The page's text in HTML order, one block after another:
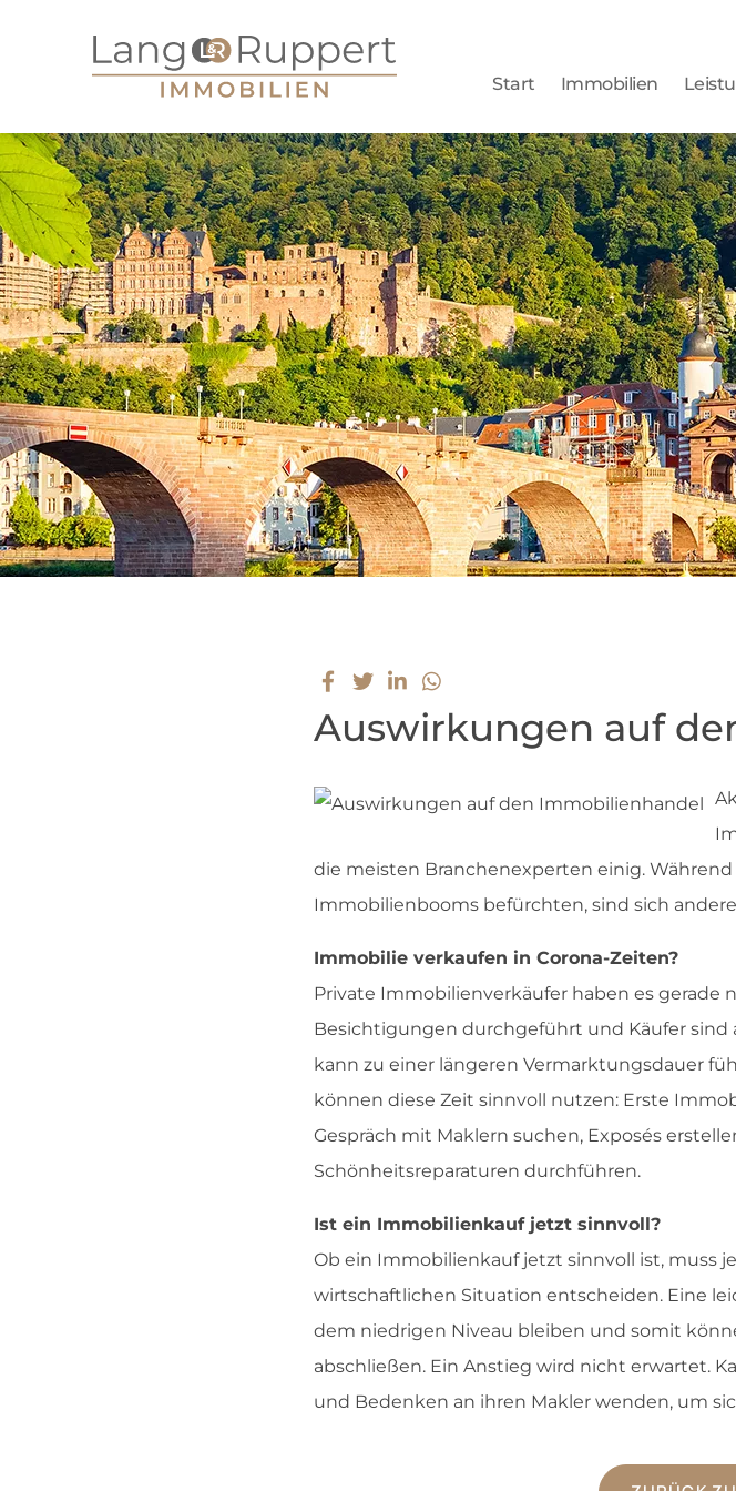
Start Immobilien
Auswirkungen auf
die meisten Branchenexperten einig.
Immobilienbooms befürchten, sind sich
Immobilie verkaufen in Corona-Zeiten?
Private Immobilienverkäufer haben es gerade
Besichtigungen durchgeführt und Käufer
kann zu einer längeren Vermarktungsdauer
können diese Zeit sinnvoll nutzen: Erste
Gespräch mit Maklern suchen, Exposés
Schönheitsreparaturen durchführen.
Ist ein Immobilienkauf jetzt sinnvoll?
Ob ein Immobilienkauf jetzt sinnvoll ist, muss
wirtschaftlichen Situation entscheiden. Eine
dem niedrigen Niveau bleiben und somit
abschließen. Ein Anstieg wird nicht erwartet.
und Bedenken an ihren Makler wenden, um